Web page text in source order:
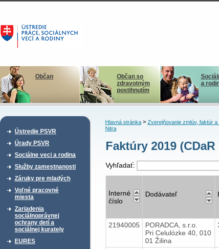
Občan
Občan so
zdravotným
postihnutím
a
Ústredie PSVR
Úrady PSVR
Sociálne veci a rodina
Služby zamestnanosti
Záruky pre mladých
Voľné pracovné
miesta
Zariadenia
sociálnoprávnej
ochrany detí a
sociálnej kurately
EURES
Hlavná stránka> Zverejňovanie zmlúv, faktúr a
Nitra
Faktúry 2019
Vyhľadať:
Interné
číslo
Dodávateľ
21940005
PORADCA, s.r.o.
Pri Celulózke 40, 010
01 Žilina